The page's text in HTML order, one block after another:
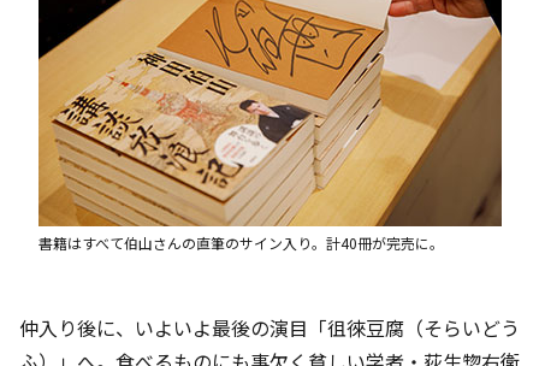
書籍はすべて伯山さんの直筆のサイン入り。計40冊が完売に。
仲入り後に、いよいよ最後の演目「徂徠豆腐（そらいどう